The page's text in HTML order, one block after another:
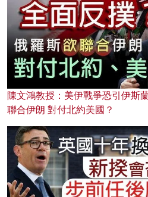
陳文鴻教授：美伊戰爭恐引伊斯
聯合伊朗 對付北約美國？